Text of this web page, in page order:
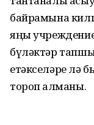
байрамына
яңы
бүләктәр
етәкселәре лә
тороп ҡалманы.